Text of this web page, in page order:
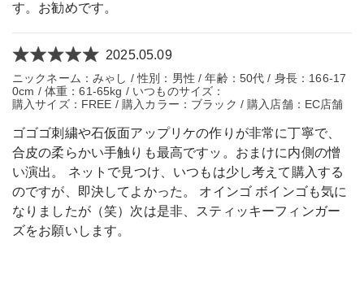
す。お勧めです。
2025.05.09
ニックネーム：みゃし / 性別：男性 / 年齢：50代 / 身長：166-17
0cm / 体重：61-65kg / いつものサイズ：
購入サイズ：FREE / 購入カラー：ブラック / 購入店舗：EC店舗
ゴゴゴ刺繍や石仮面アップリケの作りが非常に丁寧で、
合皮の柔らかい手触りも最高ですッ。おまけに内側の憎
い演出。 ネットで見つけ、いつもは少し考えて購入する
のですが、即決してよかった。 オインゴ ボインゴも気に
なりましたが（笑）次は是非、スティッキーフィンガー
ズをお願いします。